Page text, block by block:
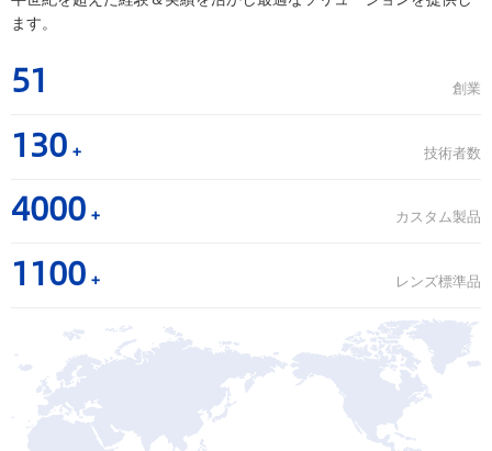
ます。
51 創業
130 + 技術者数
4000 + カスタム製品
1100 + レンズ標準品